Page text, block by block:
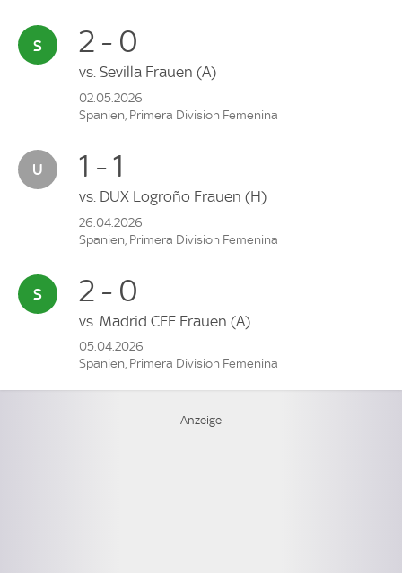
2 - 0
vs. Sevilla Frauen (A)
02.05.2026
Spanien, Primera Division Femenina
1 - 1
vs. DUX Logroño Frauen (H)
26.04.2026
Spanien, Primera Division Femenina
2 - 0
vs. Madrid CFF Frauen (A)
05.04.2026
Spanien, Primera Division Femenina